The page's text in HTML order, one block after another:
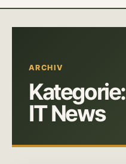
ARCHIV
Kategorie:
IT News